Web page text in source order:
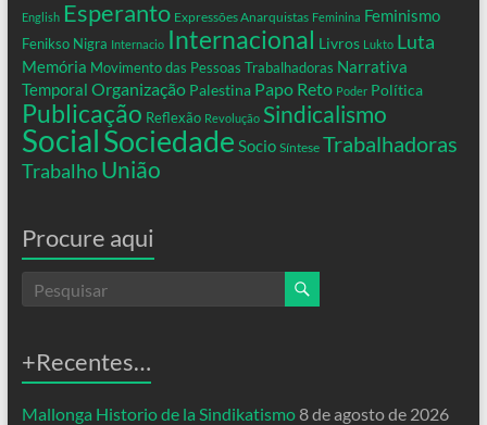
English Esperanto Expressões Anarquistas Feminina Feminismo
Fenikso Nigra Internacio Internacional Livros Lukto Luta
Memória Movimento das Pessoas Trabalhadoras Narrativa
Temporal Organização Palestina Papo Reto Poder Política
Publicação Reflexão Revolução Sindicalismo
SocialSociedade Socio Síntese Trabalhadoras
Trabalho União
Procure aqui
+Recentes…
Mallonga Historio de la Sindikatismo8 de agosto de 2026